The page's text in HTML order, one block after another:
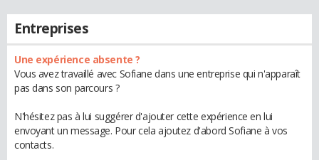
Entreprises
Une expérience absente ?
Vous avez travaillé avec Sofiane dans une entreprise qui n'apparaît
pas dans son parcours ?
N'hésitez pas à lui suggérer d'ajouter cette expérience en lui
envoyant un message. Pour cela ajoutez d'abord Sofiane à vos
contacts.